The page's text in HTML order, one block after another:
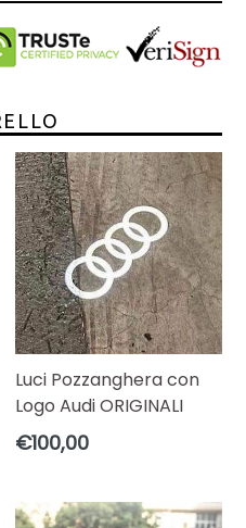
Luci Pozzanghera con
Logo Audi ORIGINALI
Prezzo
€100,00